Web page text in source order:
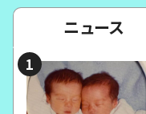
ニュース